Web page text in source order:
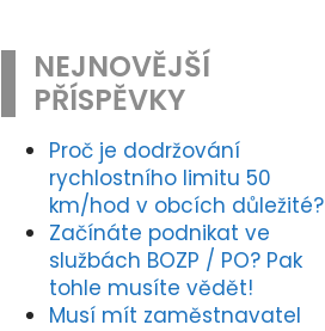
NEJNOVĚJŠÍ
PŘÍSPĚVKY
Proč je dodržování
rychlostního limitu 50
km/hod v obcích důležité?
Začínáte podnikat ve
službách BOZP / PO? Pak
tohle musíte vědět!
Musí mít zaměstnavatel